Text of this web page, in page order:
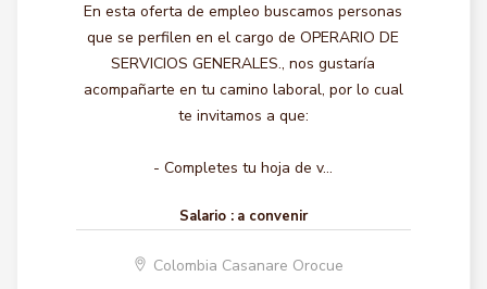
En esta oferta de empleo buscamos personas
que se perfilen en el cargo de OPERARIO DE
SERVICIOS GENERALES., nos gustaría
acompañarte en tu camino laboral, por lo cual
te invitamos a que:
- Completes tu hoja de v...
Salario : a convenir
Colombia Casanare Orocue